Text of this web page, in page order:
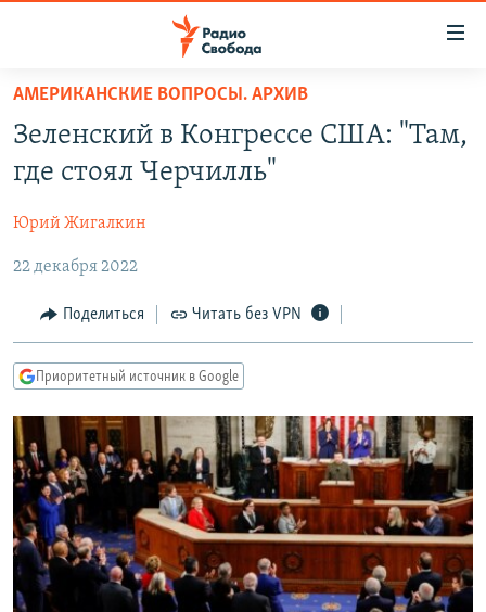
упрощенного
доступа
основному
Вернутся
главной
навигации
Вернутся
поиску
АВТОРСКИЕ ПРОЕКТЫ
ЦИТАТЫ СВОБОДЫ
МНЕНИЯ
КУЛЬТУРА
IDEL.РЕАЛИИ
КАВКАЗ.РЕАЛИИ
СЕВЕР.РЕАЛИИ
СИБИРЬ.РЕАЛИИ
РАСПИСАНИЕ ВЕЩАНИЯ
ПОДПИШИТЕСЬ НА РАССЫЛКУ
СОЦИАЛЬНЫЕ СЕТИ
АМЕРИКАНСКИЕ ВОПРОСЫ. АРХИВ
Зеленский в Конгрессе США: "Там,
где стоял Черчилль"
Юрий Жигалкин
22 декабря 2022
Поделиться Читать без VPN
Приоритетный источник в Google